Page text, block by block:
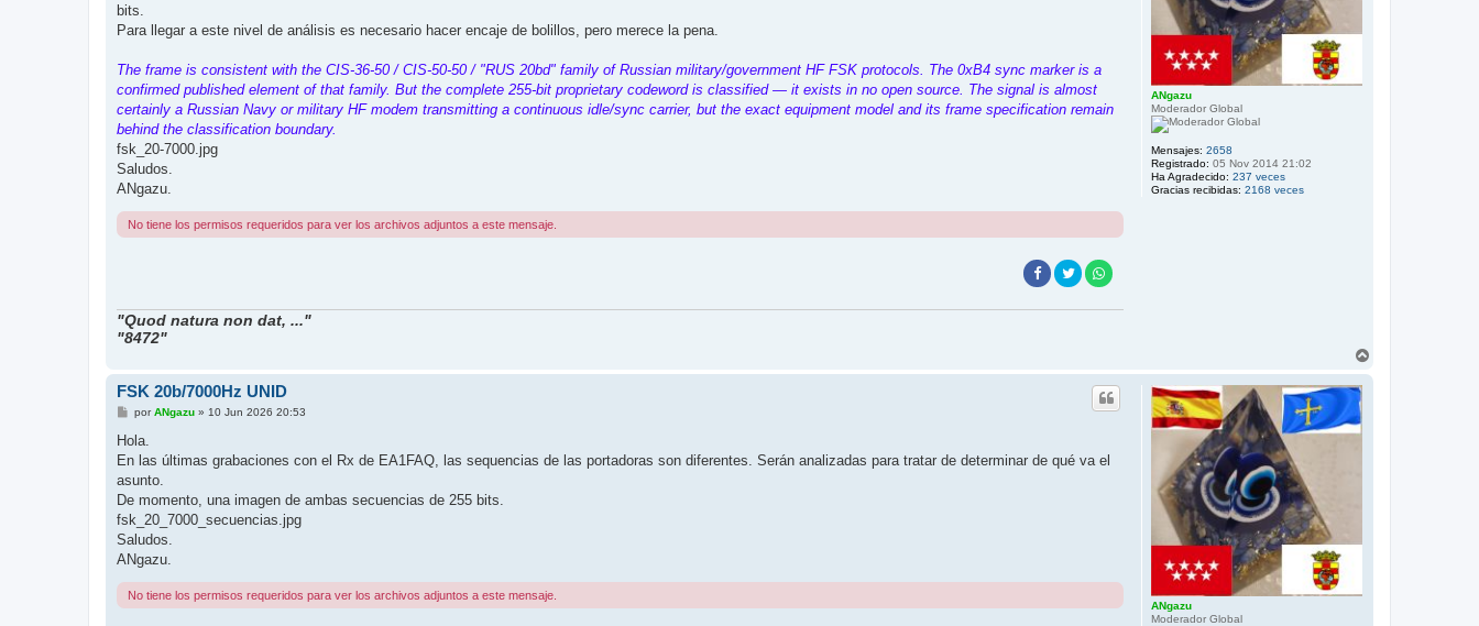
ANgazu
Moderador Global
Mensajes: 2658
Registrado: 05 Nov 2014 21:02
Ha Agradecido: 237 veces
Gracias recibidas: 2168 veces
bits.
Para llegar a este nivel de análisis es necesario hacer encaje de bolillos, pero merece la pena.
The frame is consistent with the CIS-36-50 / CIS-50-50 / "RUS 20bd" family of Russian military/government HF FSK protocols. The 0xB4 sync marker is a
confirmed published element of that family. But the complete 255-bit proprietary codeword is classified — it exists in no open source. The signal is almost
certainly a Russian Navy or military HF modem transmitting a continuous idle/sync carrier, but the exact equipment model and its frame specification remain
behind the classification boundary.
fsk_20-7000.jpg
Saludos.
ANgazu.
No tiene los permisos requeridos para ver los archivos adjuntos a este mensaje.
"Quod natura non dat, ..."
"8472"
ANgazu
Moderador Global
FSK 20b/7000Hz UNID
M
n
a
j
porANgazu» 10 Jun 2026 20:53
Hola.
En las últimas grabaciones con el Rx de EA1FAQ, las sequencias de las portadoras son diferentes. Serán analizadas para tratar de determinar de qué va el
asunto.
De momento, una imagen de ambas secuencias de 255 bits.
fsk_20_7000_secuencias.jpg
Saludos.
ANgazu.
No tiene los permisos requeridos para ver los archivos adjuntos a este mensaje.